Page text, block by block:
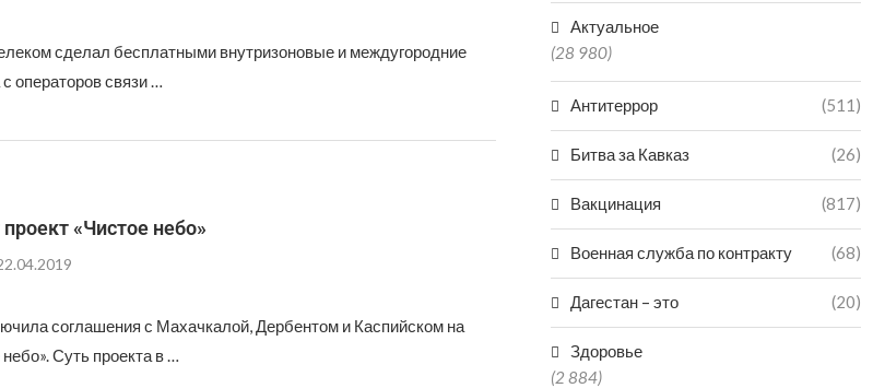
сделал бесплатными внутризоновые и междугородние
операторов связи …
«Чистое небо»
соглашения с Махачкалой, Дербентом и Каспийском на
Суть проекта в …
Актуальное
(28 980)
Антитеррор (511)
Битва за Кавказ (26)
Вакцинация (817)
Военная служба по контракту (68)
Дагестан – это (20)
Здоровье
(2 884)